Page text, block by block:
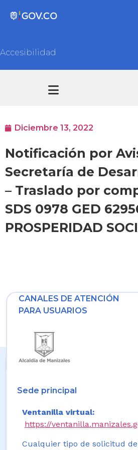
Accesibilidad
Diciembre 13, 2022
Notificación por
Secretaría de
– Traslado por
SDS 0978 GED
PROSPERIDAD
CANALES DE ATENCIÓN
PARA USUARIOS
Sede principal
Ventanilla virtual:
https://
Cualquier tipo de solicitud